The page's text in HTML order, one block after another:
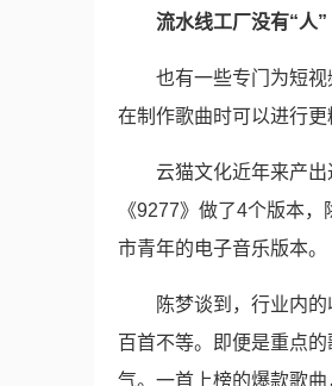
流水线工厂没有“人”
也有一些专门为短视
在制作歌曲时可以进行更
云猫文化近年来产
《9277》做了4个版本
市青年的电子音乐版本。
陈梦谈到，行业内
百首不等。即便是重点
气。一首上榜的爆款歌